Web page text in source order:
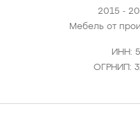
2015 -
Мебель от
ИНН:
ОГРНИП: